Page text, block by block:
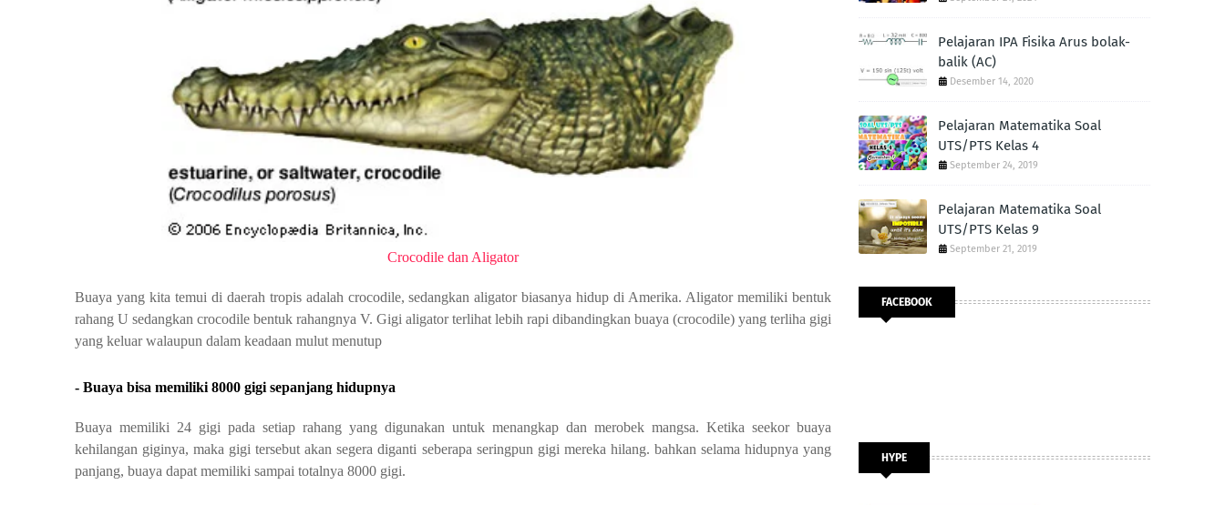
Crocodile dan Aligator
Buaya yang kita temui di daerah tropis adalah crocodile, sedangkan aligator biasanya hidup di Amerika. Aligator memiliki bentuk
rahang U sedangkan crocodile bentuk rahangnya V. Gigi aligator terlihat lebih rapi dibandingkan buaya (crocodile) yang terliha gigi
yang keluar walaupun dalam keadaan mulut menutup
- Buaya bisa memiliki 8000 gigi sepanjang hidupnya
Buaya memiliki 24 gigi pada setiap rahang yang digunakan untuk menangkap dan merobek mangsa. Ketika seekor buaya
kehilangan giginya, maka gigi tersebut akan segera diganti seberapa seringpun gigi mereka hilang. bahkan selama hidupnya yang
panjang, buaya dapat memiliki sampai totalnya 8000 gigi.
Pelajaran IPA Fisika Arus bolak-
balik (AC)
Desember 14, 2020
Pelajaran Matematika Soal
UTS/PTS Kelas 4
September 24, 2019
Pelajaran Matematika Soal
UTS/PTS Kelas 9
September 21, 2019
FACEBOOK
HYPE